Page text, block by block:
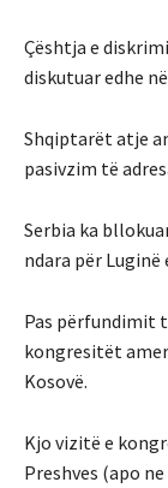
Çështja e
diskutuar edhe
Shqiptarët atje
pasivzim të
Serbia ka
ndara për Luginë
Pas përfundimit
kongresitët
Kosovë.
Kjo vizitë e
Preshves (apo